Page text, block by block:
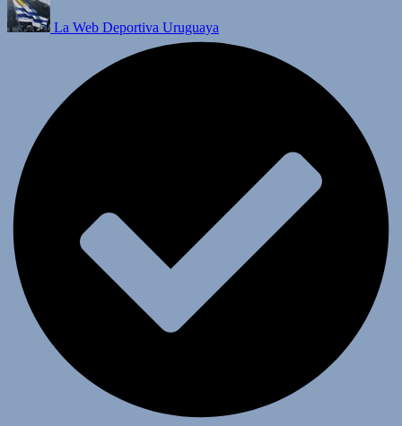
La Web Deportiva Uruguaya